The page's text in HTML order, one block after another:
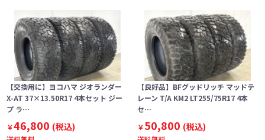
【交換用に】ヨコハマ ジオランダー
X-AT 37×13.50R17 4本セット ジー
プ ラ…
￥46,800 (税込)
【良好品】BFグッドリッチ マッドテ
レーン T/A KM2 LT255/75R17 4本
セ…
￥50,800 (税込)